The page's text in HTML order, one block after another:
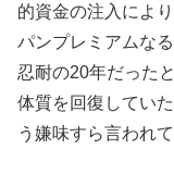
的資金の注入によ
パンプレミアムな
忍耐の20年だった
体質を回復してい
う嫌味すら言われ